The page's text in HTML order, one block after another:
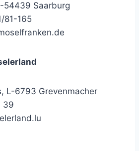
54439 Saarburg
81-165
L-6793 Grevenmacher
39